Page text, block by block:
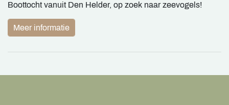
Boottocht vanuit Den Helder, op zoek naar zeevogels!
Meer informatie